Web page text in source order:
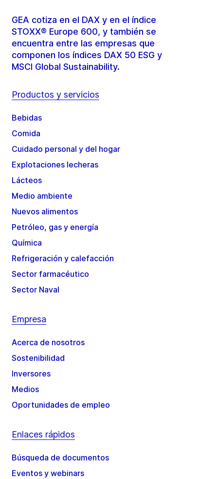
GEA cotiza en el DAX y en el índice
STOXX® Europe 600, y también se
encuentra entre las empresas que
componen los índices DAX 50 ESG y
MSCI Global Sustainability.
Productos y servicios
Bebidas
Comida
Cuidado personal y del hogar
Explotaciones lecheras
Lácteos
Medio ambiente
Nuevos alimentos
Petróleo, gas y energía
Química
Refrigeración y calefacción
Sector farmacéutico
Sector Naval
Empresa
Acerca de nosotros
Sostenibilidad
Inversores
Medios
Oportunidades de empleo
Enlaces rápidos
Búsqueda de documentos
Eventos y webinars